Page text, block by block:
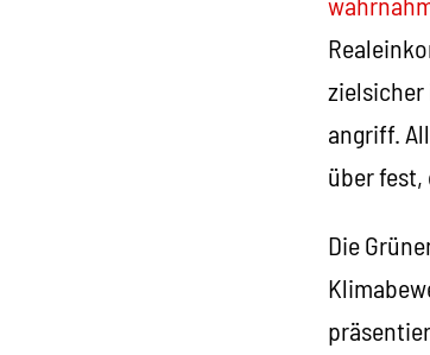
zielsicher
angriff.
über fest,
Die